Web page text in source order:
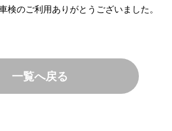
検のご利用ありがとうございました。
一覧へ戻る